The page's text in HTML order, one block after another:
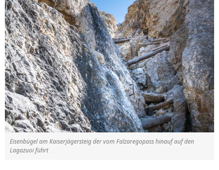
Eisenbügel am Kaiserjägersteig der vom Falzaregopass hinauf auf den
Lagazuoi führt